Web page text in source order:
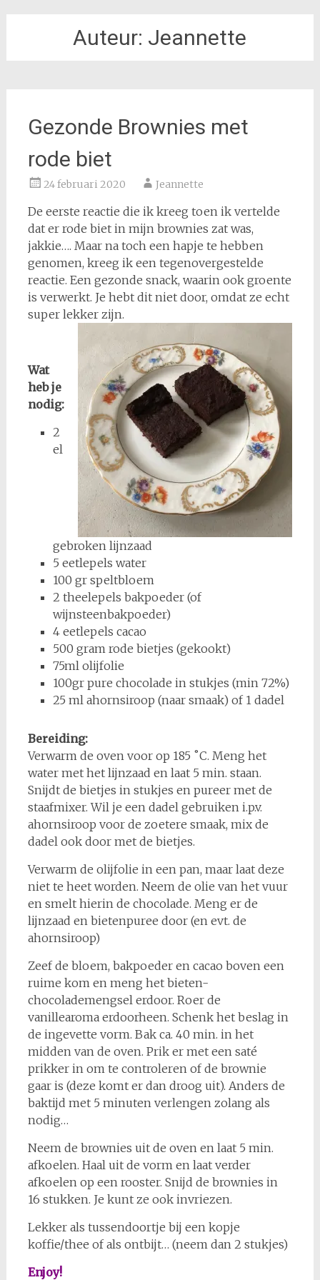
Auteur: Jeannette
Gezonde Brownies met
rode biet
24 februari 2020 Jeannette
De eerste reactie die ik kreeg toen ik vertelde
dat er rode biet in mijn brownies zat was,
jakkie…. Maar na toch een hapje te hebben
genomen, kreeg ik een tegenovergestelde
reactie. Een gezonde snack, waarin ook groente
is verwerkt. Je hebt dit niet door, omdat ze echt
super lekker zijn.
Wat
heb je
nodig:
2
el
gebroken lijnzaad
5 eetlepels water
100 gr speltbloem
2 theelepels bakpoeder (of
wijnsteenbakpoeder)
4 eetlepels cacao
500 gram rode bietjes (gekookt)
75ml olijfolie
100gr pure chocolade in stukjes (min 72%)
25 ml ahornsiroop (naar smaak) of 1 dadel
Bereiding:
Verwarm de oven voor op 185 ˚C. Meng het
water met het lijnzaad en laat 5 min. staan.
Snijdt de bietjes in stukjes en pureer met de
staafmixer. Wil je een dadel gebruiken i.p.v.
ahornsiroop voor de zoetere smaak, mix de
dadel ook door met de bietjes.
Verwarm de olijfolie in een pan, maar laat deze
niet te heet worden. Neem de olie van het vuur
en smelt hierin de chocolade. Meng er de
lijnzaad en bietenpuree door (en evt. de
ahornsiroop)
Zeef de bloem, bakpoeder en cacao boven een
ruime kom en meng het bieten-
chocolademengsel erdoor. Roer de
vanillearoma erdoorheen. Schenk het beslag in
de ingevette vorm. Bak ca. 40 min. in het
midden van de oven. Prik er met een saté
prikker in om te controleren of de brownie
gaar is (deze komt er dan droog uit). Anders de
baktijd met 5 minuten verlengen zolang als
nodig…
Neem de brownies uit de oven en laat 5 min.
afkoelen. Haal uit de vorm en laat verder
afkoelen op een rooster. Snijd de brownies in
16 stukken. Je kunt ze ook invriezen.
Lekker als tussendoortje bij een kopje
koffie/thee of als ontbijt… (neem dan 2 stukjes)
Enjoy!